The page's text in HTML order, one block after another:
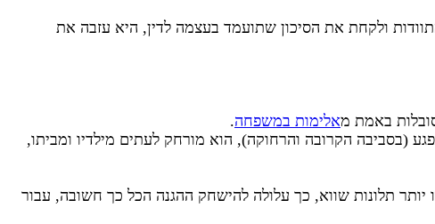
ולקחת את הסיכון שתועמד בעצמה לדין, היא עזבה את
באמת מאלימות במשפחה.
(בסביבה הקרובה והרחוקה), הוא מורחק לעתים מילדיו ומביתו,
תלונות שווא, כך עלולה להישחק ההגנה הכל כך חשובה, עבור